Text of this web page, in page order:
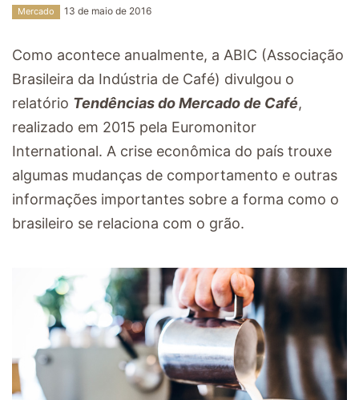
Mercado 13 de maio de 2016
Como acontece anualmente, a ABIC (Associação
Brasileira da Indústria de Café) divulgou o
relatório Tendências do Mercado de Café,
realizado em 2015 pela Euromonitor
International. A crise econômica do país trouxe
algumas mudanças de comportamento e outras
informações importantes sobre a forma como o
brasileiro se relaciona com o grão.